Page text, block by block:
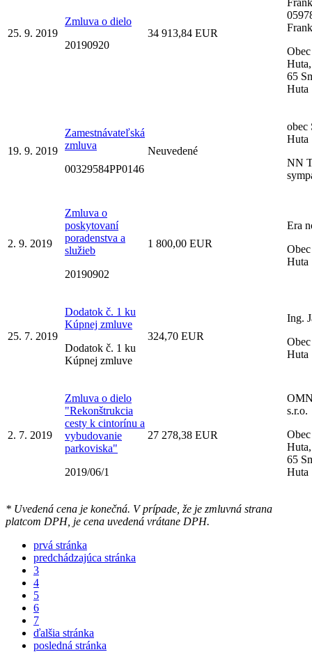
25. 9. 2019
Zmluva o dielo
20190920
34 913,84 EUR
65
Huta
19. 9. 2019
Zamestnávateľská
zmluva
00329584PP0146
Neuvedené
obec
Huta
NN
2. 9. 2019
Zmluva o
poskytovaní
poradenstva a
služieb
20190902
1 800,00 EUR
Era
Huta
25. 7. 2019
Dodatok č. 1 ku
Kúpnej zmluve
Dodatok č. 1 ku
Kúpnej zmluve
324,70 EUR
Ing.
Huta
2. 7. 2019
Zmluva o dielo
"Rekonštrukcia
cesty k cintorínu a
vybudovanie
parkoviska"
2019/06/1
27 278,38 EUR
s.r.o.
65
Huta
* Uvedená cena je konečná. V prípade, že je zmluvná strana
platcom DPH, je cena uvedená vrátane DPH.
prvá stránka
predchádzajúca stránka
3
4
5
6
7
ďalšia stránka
posledná stránka